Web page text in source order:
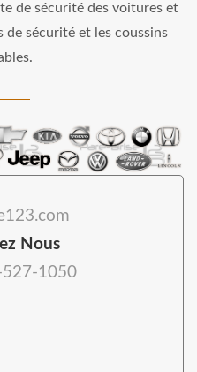
de sécurité des voitures et
de sécurité et les coussins
Nous
527-1050